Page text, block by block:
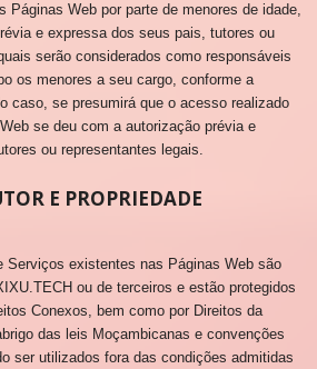
Páginas Web por parte de menores de idade,
e expressa dos seus pais, tutores ou
serão considerados como responsáveis
os menores a seu cargo, conforme a
caso, se presumirá que o acesso realizado
se deu com a autorização prévia e
ou representantes legais.
E PROPRIEDADE
Serviços existentes nas Páginas Web são
ou de terceiros e estão protegidos
Conexos, bem como por Direitos da
das leis Moçambicanas e convenções
ser utilizados fora das condições admitidas